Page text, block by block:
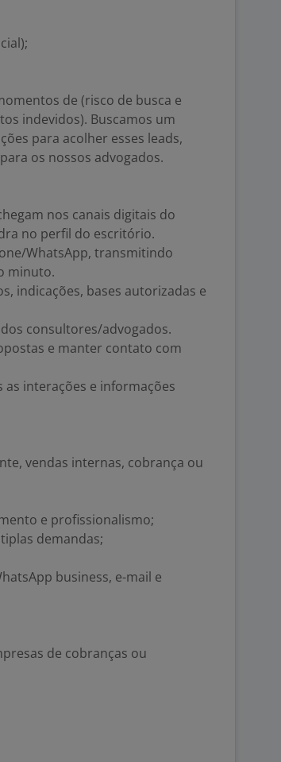
de (risco de busca e
indevidos). Buscamos um
para acolher esses leads,
os nossos advogados.
nos canais digitais do
no perfil do escritório.
WhatsApp, transmitindo
minuto.
indicações, bases autorizadas e
consultores/advogados.
e manter contato com
interações e informações
vendas internas, cobrança ou
e profissionalismo;
demandas;
business, e-mail e
de cobranças ou